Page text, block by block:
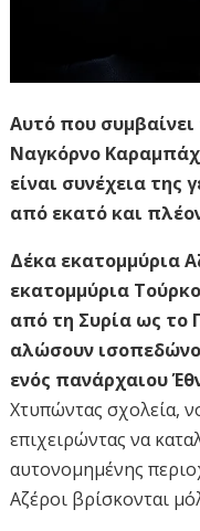
Αυτό που
Ναγκόρνο
είναι συνέχεια της
από εκατό και
Δέκα εκατομμύρια
εκατομμύρια
από τη Συρία ως το
αλώσουν
ενός πανάρχαιου
Χτυπώντας σχολεία,
επιχειρώντας να
αυτονομημένης
Αζέροι βρίσκονται